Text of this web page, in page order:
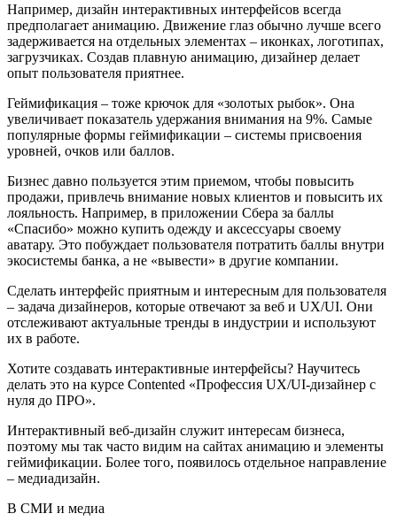
Например, дизайн интерактивных интерфейсов всегда
предполагает анимацию. Движение глаз обычно лучше всего
задерживается на отдельных элементах – иконках, логотипах,
загрузчиках. Создав плавную анимацию, дизайнер делает
опыт пользователя приятнее.
Геймификация – тоже крючок для «золотых рыбок». Она
увеличивает показатель удержания внимания на 9%. Самые
популярные формы геймификации – системы присвоения
уровней, очков или баллов.
Бизнес давно пользуется этим приемом, чтобы повысить
продажи, привлечь внимание новых клиентов и повысить их
лояльность. Например, в приложении Сбера за баллы
«Спасибо» можно купить одежду и аксессуары своему
аватару. Это побуждает пользователя потратить баллы внутри
экосистемы банка, а не «вывести» в другие компании.
Сделать интерфейс приятным и интересным для пользователя
– задача дизайнеров, которые отвечают за веб и UX/UI. Они
отслеживают актуальные тренды в индустрии и используют
их в работе.
Хотите создавать интерактивные интерфейсы? Научитесь
делать это на курсе Contented «Профессия UX/UI-дизайнер с
нуля до ПРО».
Интерактивный веб-дизайн служит интересам бизнеса,
поэтому мы так часто видим на сайтах анимацию и элементы
геймификации. Более того, появилось отдельное направление
– медиадизайн.
В СМИ и медиа